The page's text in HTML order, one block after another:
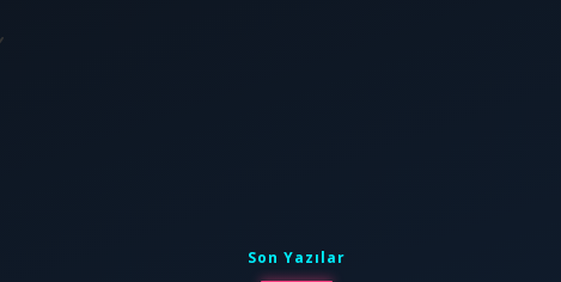
SidebarSon Yazılar